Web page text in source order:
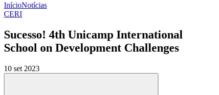
InícioNotícias
CERI
Sucesso! 4th Unicamp International
School on Development Challenges
10 set 2023